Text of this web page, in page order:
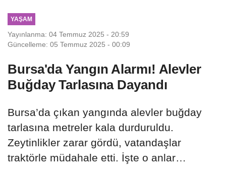
YAŞAM
Yayınlanma: 04 Temmuz 2025 - 20:59
Güncelleme: 05 Temmuz 2025 - 00:09
Bursa'da Yangın Alarmı! Alevler
Buğday Tarlasına Dayandı
Bursa’da çıkan yangında alevler buğday
tarlasına metreler kala durduruldu.
Zeytinlikler zarar gördü, vatandaşlar
traktörle müdahale etti. İşte o anlar…